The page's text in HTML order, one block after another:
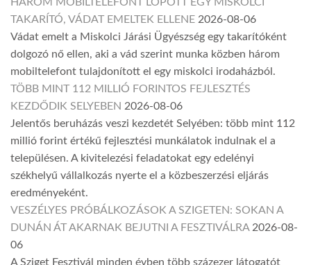
TAKARÍTÓ, VÁDAT EMELTEK ELLENE 2026-08-06
Vádat emelt a Miskolci Járási Ügyészség egy takarítóként
dolgozó nő ellen, aki a vád szerint munka közben három
mobiltelefont tulajdonított el egy miskolci irodaházból.
TÖBB MINT 112 MILLIÓ FORINTOS FEJLESZTÉS
KEZDŐDIK SELYEBEN 2026-08-06
Jelentős beruházás veszi kezdetét Selyében: több mint 112
millió forint értékű fejlesztési munkálatok indulnak el a
településen. A kivitelezési feladatokat egy edelényi
székhelyű vállalkozás nyerte el a közbeszerzési eljárás
eredményeként.
VESZÉLYES PRÓBÁLKOZÁSOK A SZIGETEN: SOKAN A
DUNÁN ÁT AKARNAK BEJUTNI A FESZTIVÁLRA 2026-08-
06
A Sziget Fesztivál minden évben több százezer látogatót